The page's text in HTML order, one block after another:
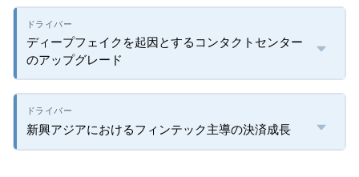
ディープフェイクを起因とするコンタクトセンター
のアップグレード
新興アジアにおけるフィンテック主導の決済成長